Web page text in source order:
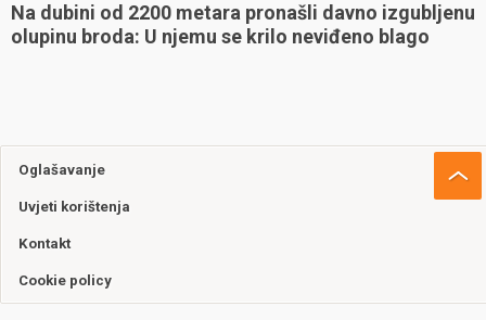
Na dubini od 2200 metara pronašli davno izgubljenu
olupinu broda: U njemu se krilo neviđeno blago
Oglašavanje
Uvjeti korištenja
Kontakt
Cookie policy